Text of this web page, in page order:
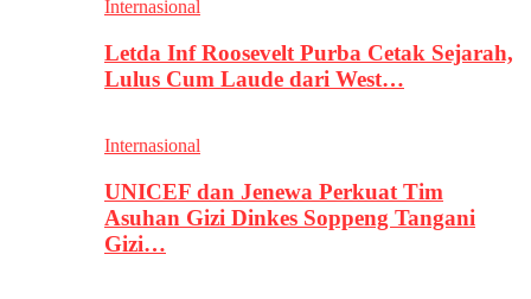
Internasional
Letda Inf Roosevelt Purba Cetak Sejarah,
Lulus Cum Laude dari West…
Internasional
UNICEF dan Jenewa Perkuat Tim
Asuhan Gizi Dinkes Soppeng Tangani
Gizi…